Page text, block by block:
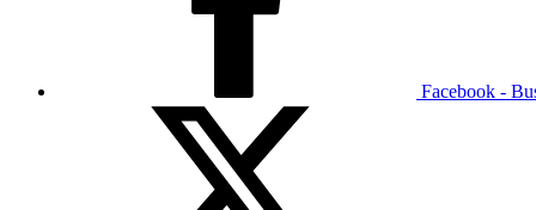
Facebook -